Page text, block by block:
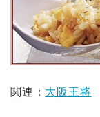
関連： 大阪王将